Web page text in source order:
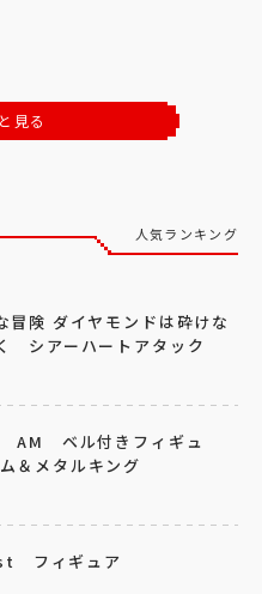
見る
人気ランキング
冒険 ダイヤモンドは砕けな
シアーハートアタック
AM ベル付きフィギュ
＆メタルキング
フィギュア